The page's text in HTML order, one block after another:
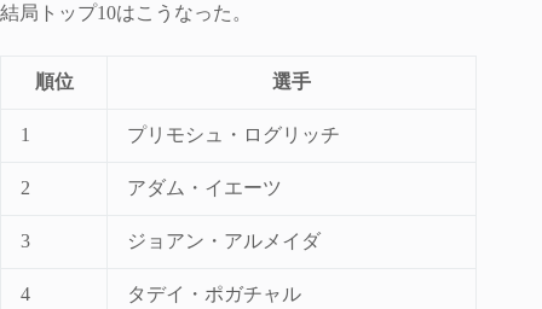
結局トップ10はこうなった。
順位 選手
1 プリモシュ・ログリッチ
2 アダム・イエーツ
3 ジョアン・アルメイダ
4 タデイ・ポガチャル